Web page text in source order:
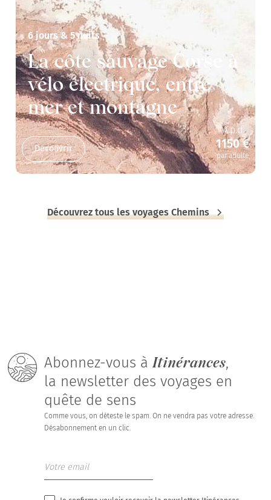
6 jours & 5 nuits
La côte sauvage Corse à
vélo électrique, entre
mer et montagne
Découvrir
A.p.d
1150 €
par adulte
Découvrez tous les voyages Chemins
Abonnez-vous àItinérances,
la newsletter des voyages en
quête de sens
Comme vous, on déteste le spam. On ne vendra pas votre adresse.
Désabonnement en un clic.